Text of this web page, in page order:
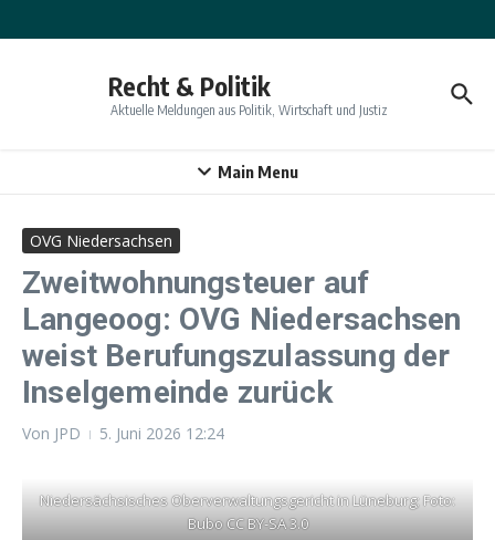
Recht & Politik
Aktuelle Meldungen aus Politik, Wirtschaft und Justiz
Main Menu
OVG Niedersachsen
Zweitwohnungsteuer auf
Langeoog: OVG Niedersachsen
weist Berufungszulassung der
Inselgemeinde zurück
Von JPD 5. Juni 2026 12:24
Niedersächsisches Oberverwaltungsgericht in Lüneburg; Foto:
Bubo CC BY-SA 3.0